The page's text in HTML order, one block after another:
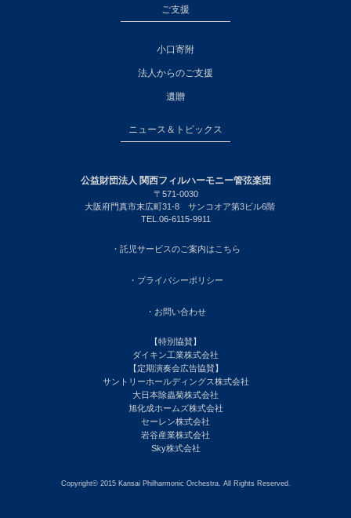
ご支援
小口寄附
法人からのご支援
遺贈
ニュース＆トピックス
公益財団法人 関西フィルハーモニー管弦楽団
〒571-0030
大阪府門真市末広町31-8 サンコオア第3ビル6階
TEL.06-6115-9911
・託児サービスのご案内はこちら
・プライバシーポリシー
・お問い合わせ
【特別協賛】
ダイキン工業株式会社
【定期演奏会広告協賛】
サントリーホールディングス株式会社
大日本除蟲菊株式会社
旭化成ホームズ株式会社
セーレン株式会社
岩谷産業株式会社
Sky株式会社
Copyright© 2015 Kansai Philharmonic Orchestra. All Rights Reserved.